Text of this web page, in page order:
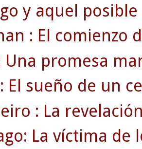
y aquel
: El comienzo
Una promesa
El sueño de un
: La
La víctima de